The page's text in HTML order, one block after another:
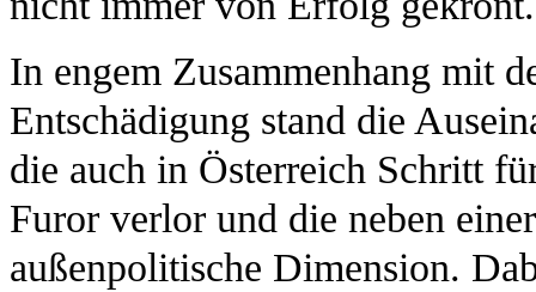
In engem Zusammenhang mit
Entschädigung stand die
die auch in Österreich Schritt
Furor verlor und die neben
außenpolitische Dimension.